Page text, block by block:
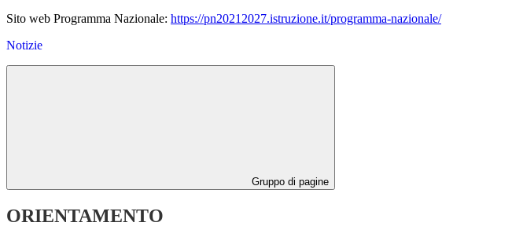
Sito web Programma Nazionale: https://pn20212027.istruzione.it/programma-nazionale/
Notizie
Gruppo di pagine
ORIENTAMENTO